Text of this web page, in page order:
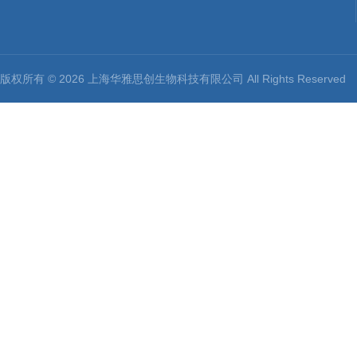
版权所有 © 2026 上海华雅思创生物科技有限公司 All Rights